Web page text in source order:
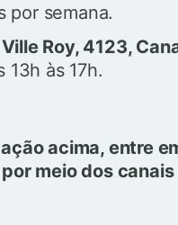
por semana.
Roy, 4123,
13h às 17h.
acima, entre
meio dos